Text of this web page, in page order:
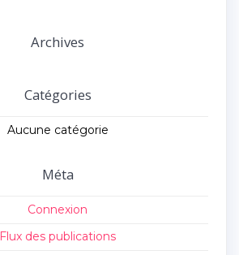
Archives
Catégories
Aucune catégorie
Méta
Connexion
Flux des publications